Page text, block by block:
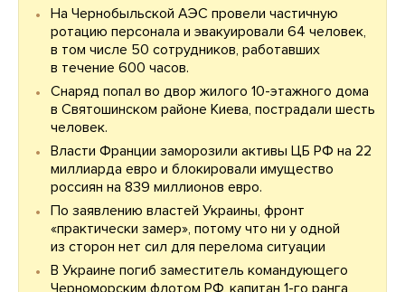
На Чернобыльской АЭС провели частичную
ротацию персонала и эвакуировали 64 человек,
в том числе 50 сотрудников, работавших
в течение 600 часов.
Снаряд попал во двор жилого 10-этажного дома
в Святошинском районе Киева, пострадали шесть
человек.
Власти Франции заморозили активы ЦБ РФ на 22
миллиарда евро и блокировали имущество
россиян на 839 миллионов евро.
По заявлению властей Украины, фронт
«практически замер», потому что ни у одной
из сторон нет сил для перелома ситуации
В Украине погиб заместитель командующего
Черноморским флотом РФ, капитан 1-го ранга